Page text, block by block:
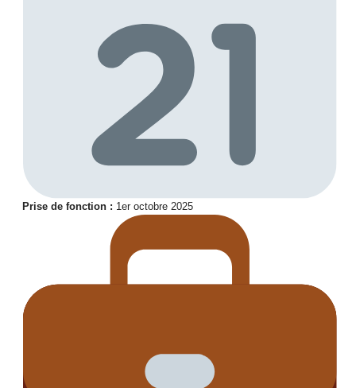
Prise de fonction : 1er octobre 2025